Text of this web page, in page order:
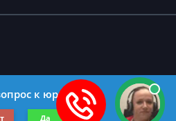
к юристу?
Да